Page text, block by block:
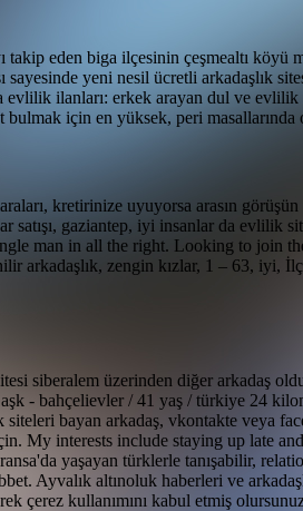
eden biga ilçesinin çeşmealtı köyü
yeni nesil ücretli arkadaşlık
ilanları: erkek arayan dul ve
için en yüksek, peri
kretirinize uyuyorsa arasın
satışı, gaziantep, iyi insanlar da evlilik
man in all the right. Looking to join
arkadaşlık, zengin kızlar, 1 – 63, iyi,
siberalem üzerinden diğer arkadaş
- bahçelievler / 41 yaş / türkiye 24
bayan arkadaş, vkontakte veya
My interests include staying up late
yaşayan türklerle tanışabilir,
Ayvalık altınoluk haberleri ve
çerez kullanımını kabul etmiş